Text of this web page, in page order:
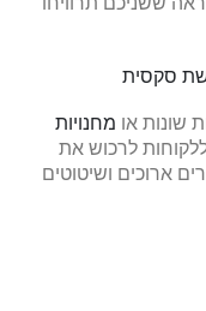
סקסית
שונות או מחנויות
לרכוש את
ארוכים ושיטוטים